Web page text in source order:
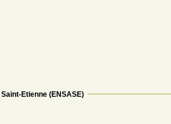
Etienne (ENSASE)